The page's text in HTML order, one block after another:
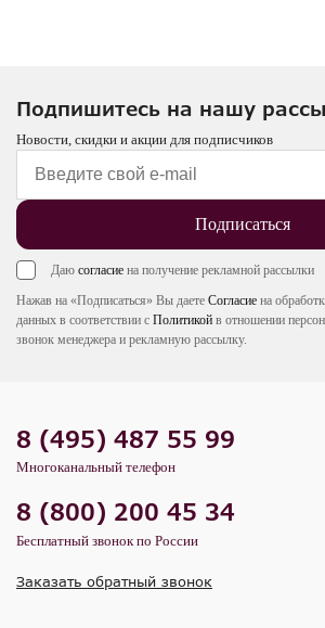
Подпишитесь на нашу
Новости, скидки и акции для подписчиков
Подписаться
Даю согласие на получение рекламной рассылки
Нажав на «Подписаться» Вы даете Согласие на
данных в соответствии с Политикой в отношении
звонок менеджера и рекламную рассылку.
8 (495) 487 55 99
Многоканальный телефон
8 (800) 200 45 34
Бесплатный звонок по России
Заказать обратный звонок